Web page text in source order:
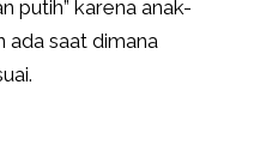
putih” karena anak-
ada saat dimana